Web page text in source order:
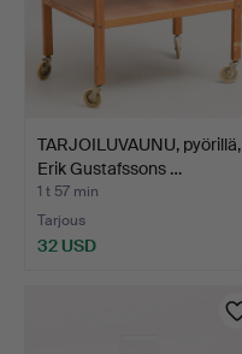
TARJOILUVAUNU, pyörillä,
Erik Gustafssons …
1 t 57 min
Tarjous
32 USD